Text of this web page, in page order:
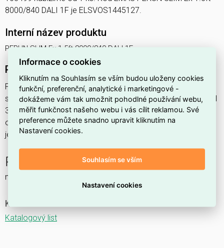
8000/840 DALI 1F je ELSVOS1445127.
Interní název produktu
PERUN SLIM Ex 1.5ft 8000/840 DALI 1F
Podrobný popis produktu
PERUN SLIM Ex 1.5ft 8000/840 DALI 1F 51,6W IP65
svítidlo průmyslové do prostředí s nebezpečím výbuchu Ex II
3GD, 1x8000lm, spektrum 840RJ, s regulací stmívání
ovládané DALI protokolem, s nerez. klipy,
jednofáz.průběž.montáž,
PERUN SLIM Ex NM
nouzové a orientační
Ke stažení
Katalogový list
Informace o cookies
Kliknutím na Souhlasím se vším budou uloženy cookies
funkční, preferenční, analytické i marketingové -
dokážeme vám tak umožnit pohodlné používání webu,
měřit funkčnost našeho webu i vás cílit reklamou. Své
preference můžete snadno upravit kliknutím na
Nastavení cookies.
Souhlasím se vším
Nastavení cookies